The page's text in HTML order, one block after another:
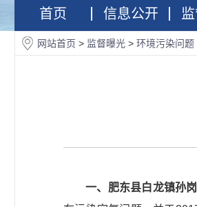
首页 信息公开
网站首页 > 监督曝光 > 环境污染问题
一、肥东县白龙镇孙